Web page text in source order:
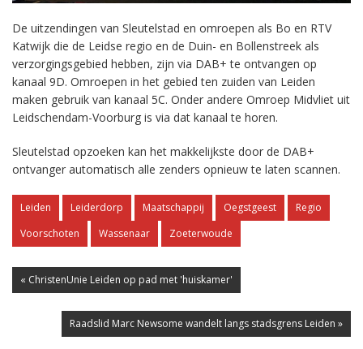
De uitzendingen van Sleutelstad en omroepen als Bo en RTV
Katwijk die de Leidse regio en de Duin- en Bollenstreek als
verzorgingsgebied hebben, zijn via DAB+ te ontvangen op
kanaal 9D. Omroepen in het gebied ten zuiden van Leiden
maken gebruik van kanaal 5C. Onder andere Omroep Midvliet uit
Leidschendam-Voorburg is via dat kanaal te horen.
Sleutelstad opzoeken kan het makkelijkste door de DAB+
ontvanger automatisch alle zenders opnieuw te laten scannen.
Leiden Leiderdorp Maatschappij Oegstgeest
Regio
Voorschoten
Wassenaar Zoeterwoude
« ChristenUnie Leiden op pad met 'huiskamer'
Raadslid Marc Newsome wandelt langs stadsgrens Leiden »